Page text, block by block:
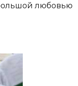
любовью